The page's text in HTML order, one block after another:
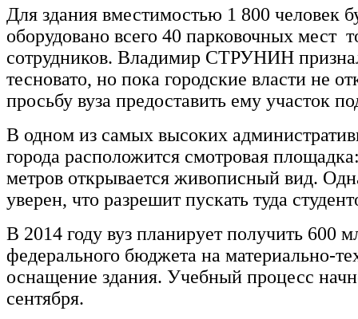
Для здания вместимостью 1 800 человек
оборудовано всего 40 парковочных мест
сотрудников. Владимир СТРУНИН
тесновато, но пока городские власти не
просьбу вуза предоставить ему участок
В одном из самых высоких
города расположится смотровая
метров открывается живописный вид.
уверен, что разрешит пускать туда
В 2014 году вуз планирует получить 600
федерального бюджета на материально-
оснащение здания. Учебный процесс
сентября.